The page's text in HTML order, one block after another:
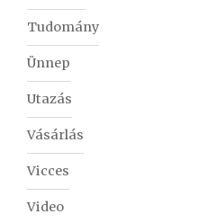
Tudomány
Ünnep
Utazás
Vásárlás
Vicces
Video